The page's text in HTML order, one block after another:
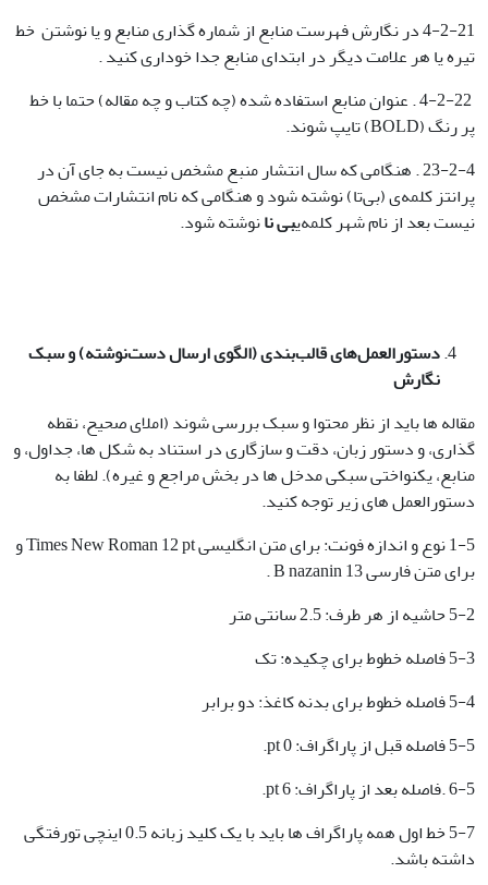
4-2-21 در نگارش فهرست منابع از شماره گذاری منابع و یا نوشتن خط
تیره یا هر علامت دیگر در ابتدای منابع جدا خوداری کنید .
4-2-22 . عنوان منابع استفاده شده (چه کتاب و چه مقاله) حتما با خط
پر رنگ (BOLD) تایپ شوند.
23-2-4 . هنگامی که سال انتشار منبع مشخص نیست به جای آن در
پرانتز کلمه‌ی (بی‌تا) نوشته شود و هنگامی که نام انتشارات مشخص
نیست بعد از نام شهر کلمه‌یبی نانوشته شود.
دستورالعمل‌های قالب‌بندی (الگوی ارسال دست‌نوشته) و سبک
نگارش
مقاله ها باید از نظر محتوا و سبک بررسی شوند (املای صحیح، نقطه
گذاری، و دستور زبان، دقت و سازگاری در استناد به شکل ها، جداول، و
منابع، یکنواختی سبکی مدخل ها در بخش مراجع و غیره). لطفا به
دستورالعمل های زیر توجه کنید.
1-5 نوع و اندازه فونت: برای متن انگلیسی Times New Roman 12 pt و
برای متن فارسی B nazanin 13 .
5-2 حاشیه از هر طرف: 2.5 سانتی متر
5-3 فاصله خطوط برای چکیده: تک
5-4 فاصله خطوط برای بدنه کاغذ: دو برابر
5-5 فاصله قبل از پاراگراف: 0 pt.
6-5 .فاصله بعد از پاراگراف: 6 pt.
5-7 خط اول همه پاراگراف ها باید با یک کلید زبانه 0.5 اینچی تورفتگی
داشته باشد.